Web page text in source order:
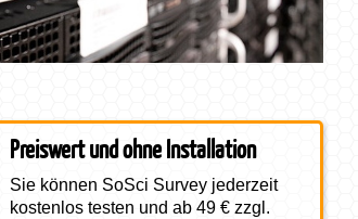
Preiswert und ohne Installation
Sie können SoSci Survey jederzeit
kostenlos testen und ab 49 € zzgl.
Preise für die Online-Nutzung (Cloud-
Service)